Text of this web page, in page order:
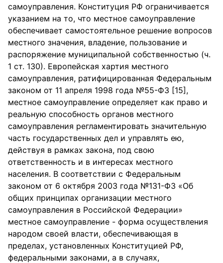
самоуправления. Конституция РФ ограничивается
указанием на то, что местное самоуправление
обеспечивает самостоятельное решение вопросов
местного значения, владение, пользование и
распоряжение муниципальной собственностью (ч.
1 ст. 130). Европейская хартия местного
самоуправления, ратифицированная Федеральным
законом от 11 апреля 1998 года №55-ФЗ [15],
местное самоуправление определяет как право и
реальную способность органов местного
самоуправления регламентировать значительную
часть государственных дел и управлять ею,
действуя в рамках закона, под свою
ответственность и в интересах местного
населения. В соответствии с Федеральным
законом от 6 октября 2003 года №131-ФЗ «Об
общих принципах организации местного
самоуправления в Российской Федерации»
местное самоуправление - форма осуществления
народом своей власти, обеспечивающая в
пределах, установленных Конституцией РФ,
федеральными законами, а в случаях,